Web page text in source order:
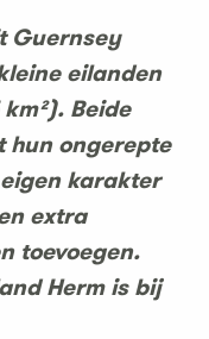
Guernsey
eilanden
Beide
hun ongerepte
karakter
extra
toevoegen.
Herm is bij